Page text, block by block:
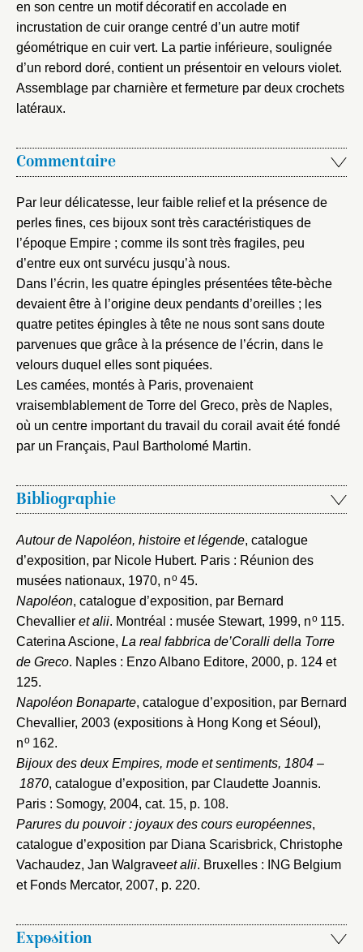
en son centre un motif décoratif en accolade en
incrustation de cuir orange centré d’un autre motif
géométrique en cuir vert. La partie inférieure, soulignée
d’un rebord doré, contient un présentoir en velours violet.
Assemblage par charnière et fermeture par deux crochets
latéraux.
Commentaire
Par leur délicatesse, leur faible relief et la présence de
perles fines, ces bijoux sont très caractéristiques de
l’époque Empire ; comme ils sont très fragiles, peu
d’entre eux ont survécu jusqu’à nous.
Dans l’écrin, les quatre épingles présentées tête-bèche
devaient être à l’origine deux pendants d’oreilles ; les
quatre petites épingles à tête ne nous sont sans doute
parvenues que grâce à la présence de l’écrin, dans le
velours duquel elles sont piquées.
Les camées, montés à Paris, provenaient
vraisemblablement de Torre del Greco, près de Naples,
où un centre important du travail du corail avait été fondé
par un Français, Paul Bartholomé Martin.
Bibliographie
Autour de Napoléon, histoire et légende, catalogue
d’exposition, par Nicole Hubert. Paris : Réunion des
musées nationaux, 1970, no45.
Napoléon, catalogue d’exposition, par Bernard
Chevallier et alii. Montréal : musée Stewart, 1999, no115.
Caterina Ascione, La real fabbrica de’Coralli della Torre
de Greco. Naples : Enzo Albano Editore, 2000, p. 124 et
125.
Napoléon Bonaparte, catalogue d’exposition, par Bernard
Chevallier, 2003 (expositions à Hong Kong et Séoul),
no162.
Bijoux des deux Empires, mode et sentiments, 1804 –
1870, catalogue d’exposition, par Claudette Joannis.
Paris : Somogy, 2004, cat. 15, p. 108.
Parures du pouvoir : joyaux des cours européennes,
catalogue d’exposition par Diana Scarisbrick, Christophe
Vachaudez, Jan Walgraveet alii. Bruxelles : ING Belgium
et Fonds Mercator, 2007, p. 220.
Exposition
Valider
Nouveau dossier
Créer et ajouter
Mot de passe
Vous n'êtes pas encore inscrit ?Créer un compte
Vous avez oublié votre mot de passe ?